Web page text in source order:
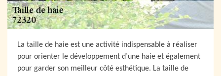
La taille de haie est une activité indispensable à réaliser
pour orienter le développement d’une haie et également
pour garder son meilleur côté esthétique. La taille de